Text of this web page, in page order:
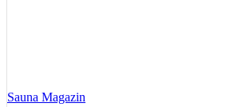
Sauna Magazin